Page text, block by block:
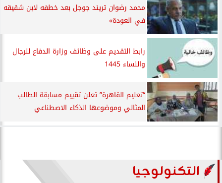
محمد رضوان تريند جوجل بعد خطفه لابن شقيقه
في العودة»
رابط التقديم على وظائف وزارة الدفاع للرجال
والنساء 1445
“تعليم القاهرة” تعلن تقييم مسابقة الطالب
المثالي وموضوعها الذكاء الاصطناعي
التكنولوجيا